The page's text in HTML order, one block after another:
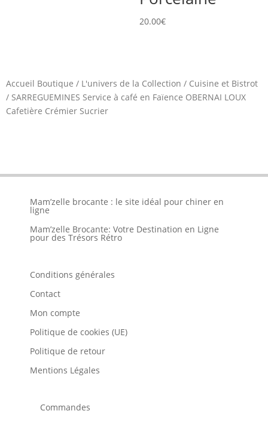
20.00€
Accueil Boutique / L'univers de la Collection / Cuisine et Bistrot
/ SARREGUEMINES Service à café en Faïence OBERNAI LOUX
Cafetière Crémier Sucrier
Mam’zelle brocante : le site idéal pour chiner en
ligne
Mam’zelle Brocante: Votre Destination en Ligne
pour des Trésors Rétro
Conditions générales
Contact
Mon compte
Politique de cookies (UE)
Politique de retour
Mentions Légales
Commandes